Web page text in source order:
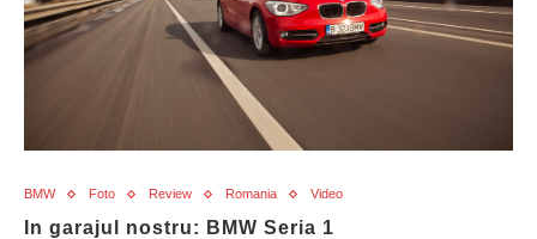
BMW Foto Review Romania Video
In garajul nostru: BMW Seria 1